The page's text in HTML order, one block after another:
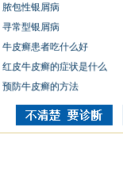
脓包性银屑病
寻常型银屑病
牛皮癣患者吃什么好
红皮牛皮癣的症状是什么
预防牛皮癣的方法